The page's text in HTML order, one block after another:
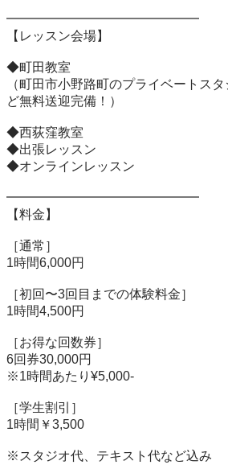
━━━━━━━━━━━━━━━
【レッスン会場】
◆町田教室
（町田市小野路町のプライベートス
ど無料送迎完備！）
◆西荻窪教室
◆出張レッスン
◆オンラインレッスン
━━━━━━━━━━━━━━━
【料金】
［通常］
1時間6,000円
［初回〜3回目までの体験料金］
1時間4,500円
［お得な回数券］
6回券30,000円
※1時間あたり¥5,000-
［学生割引］
1時間￥3,500
※スタジオ代、テキスト代など込み